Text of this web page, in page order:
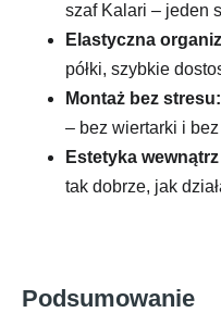
szaf Kalari – jeden
Elastyczna
półki, szybkie
Montaż bez stresu:
– bez wiertarki i bez
Estetyka
tak dobrze, jak
Podsumowanie